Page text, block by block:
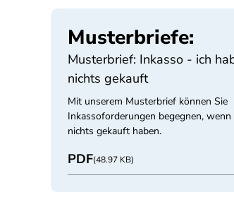
Musterbriefe:
Musterbrief: Inkasso - ich
nichts gekauft
Mit unserem Musterbrief können Sie
Inkassoforderungen begegnen, wenn
nichts gekauft haben.
PDF(48.97 KB)